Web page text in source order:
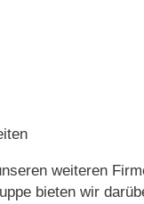
weiteren
bieten wir